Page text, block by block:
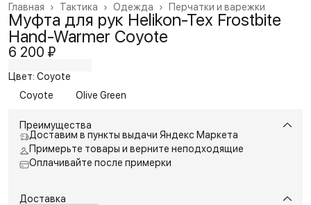
Перчатки и варежки
Одежда ›
Тактика ›
Главная ›
Муфта для рук Helikon-Tex Frostbite
Hand-Warmer Coyote
6 200 ₽
Цвет: Coyote
Coyote
Olive Green
Преимущества
Доставим в пункты выдачи Яндекс Маркета
Примерьте товары и верните неподходящие
Оплачивайте после примерки
Доставка